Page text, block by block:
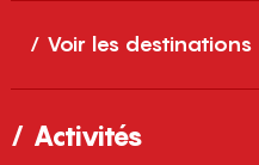
Voir les destinations
Activités